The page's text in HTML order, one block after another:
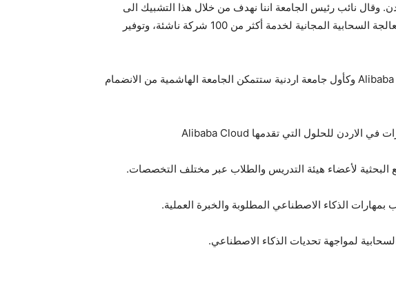
وقال نائب رئيس الجامعة اننا نهدف من خلال هذا التشبيك الى
الاستفادة من البرنامج الذي تسعى Alibaba Cloud من خلاله لتوفير خدمة الانتقال والربط والتخزين والمعالجة السحابية المجانية لخدمة أكثر من 100 شركة ناشئة، وتوفير
ومن خلال توقيع مذكرة التفاهم والاتفاقات التي تم التوصل اليها خلال جايتكس مع المسؤولين في Alibaba Cloud وكأول جامعة اردنية ستتمكن الجامعة الهاشمية من الانضمام
البحثية لأعضاء هيئة التدريس والطلاب عبر مختلف التخصصات.
بمهارات الذكاء الاصطناعي المطلوبة والخبرة العملية.
لمواجهة تحديات الذكاء الاصطناعي.